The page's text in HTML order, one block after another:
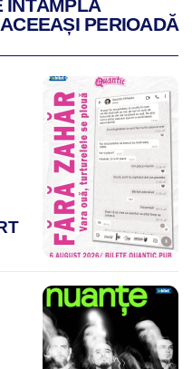
ÎNTÂMPLĂ
PERIOADĂ